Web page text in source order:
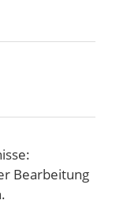
Bearbeitung